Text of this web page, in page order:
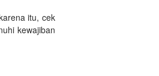
itu, cek
kewajiban